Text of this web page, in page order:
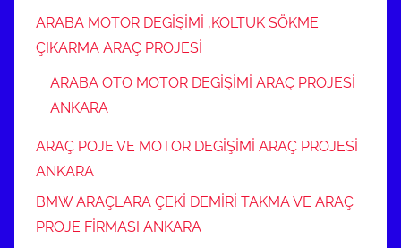
ARABA MOTOR DEGİŞİMİ ,KOLTUK SÖKME
ÇIKARMA ARAÇ PROJESİ
ARABA OTO MOTOR DEGİŞİMİ ARAÇ PROJESİ
ANKARA
ARAÇ POJE VE MOTOR DEGİŞİMİ ARAÇ PROJESİ
ANKARA
BMW ARAÇLARA ÇEKİ DEMİRİ TAKMA VE ARAÇ
PROJE FİRMASI ANKARA